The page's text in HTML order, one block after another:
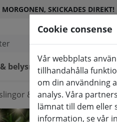
SKICKADES DIREKT!
belysning LED-
& belysning Upplyst
Cookie consense
Vår webbplats
tillhandahålla
om din användning
analys. Våra
lämnat till dem eller
information, se vår